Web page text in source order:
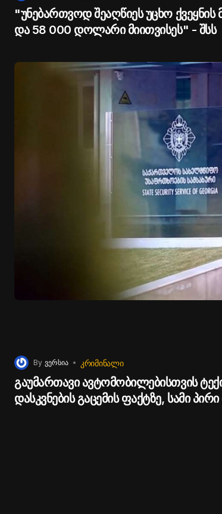
"უნებართვოდ შეაღწიეს უცხო ქვეყნის
და 58 000 დოლარი მიითვისეს" - შსს
By ვერსია ᲙᲠᲘᲛᲘᲜᲐᲚᲘ
გაუმართავი ავტომობილებისთვის
დასკვნების გაცემის ფაქტზე, სამი